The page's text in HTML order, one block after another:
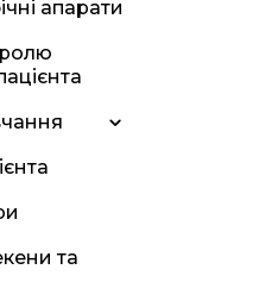
апарати
та